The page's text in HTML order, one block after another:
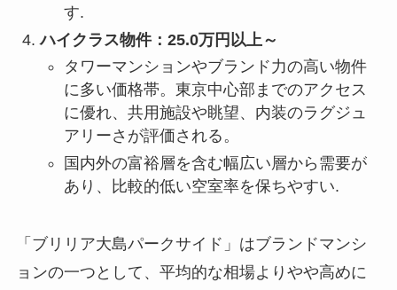
す.
ハイクラス物件：25.0万円以上～
タワーマンションやブランド力の高い物件
に多い価格帯。東京中心部までのアクセス
に優れ、共用施設や眺望、内装のラグジュ
アリーさが評価される。
国内外の富裕層を含む幅広い層から需要が
あり、比較的低い空室率を保ちやすい.
「ブリリア大島パークサイド」はブランドマンシ
ョンの一つとして、平均的な相場よりやや高めに